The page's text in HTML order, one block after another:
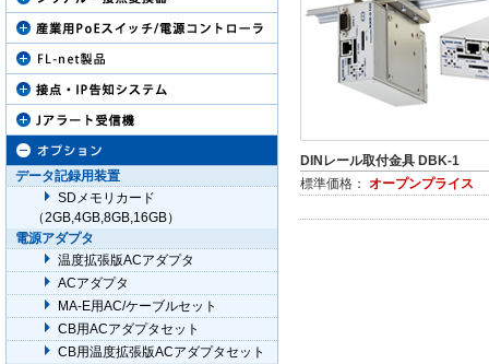
DINレール取付金具 DBK-1
標準価格： オープンプライス
データ記録用装置
SDメモリカード
（2GB,4GB,8GB,16GB）
電源アダプタ
温度拡張版ACアダプタ
ACアダプタ
MA-E用AC/ケーブルセット
CB用ACアダプタセット
CB用温度拡張版ACアダプタセット